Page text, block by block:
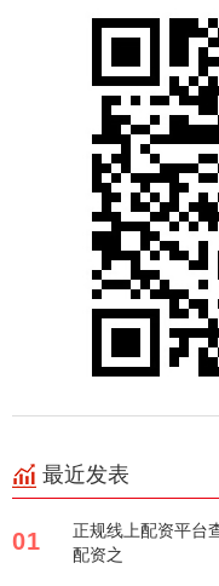
最近发表
01
正规线上配资平台
配资之